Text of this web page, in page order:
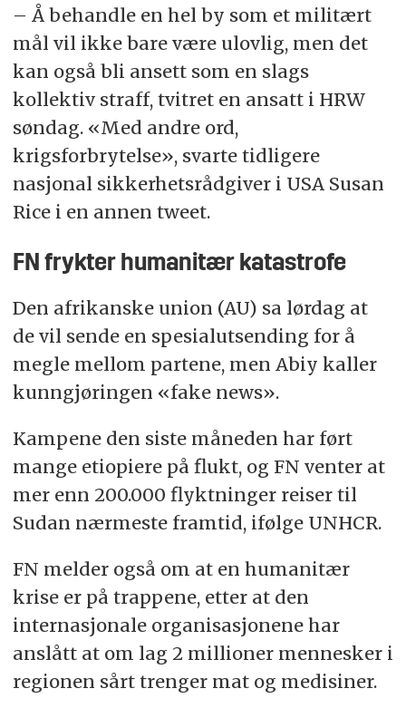
– Å behandle en hel by som et militært
mål vil ikke bare være ulovlig, men det
kan også bli ansett som en slags
kollektiv straff, tvitret en ansatt i HRW
søndag. «Med andre ord,
krigsforbrytelse», svarte tidligere
nasjonal sikkerhetsrådgiver i USA Susan
Rice i en annen tweet.
FN frykter humanitær katastrofe
Den afrikanske union (AU) sa lørdag at
de vil sende en spesialutsending for å
megle mellom partene, men Abiy kaller
kunngjøringen «fake news».
Kampene den siste måneden har ført
mange etiopiere på flukt, og FN venter at
mer enn 200.000 flyktninger reiser til
Sudan nærmeste framtid, ifølge UNHCR.
FN melder også om at en humanitær
krise er på trappene, etter at den
internasjonale organisasjonene har
anslått at om lag 2 millioner mennesker i
regionen sårt trenger mat og medisiner.